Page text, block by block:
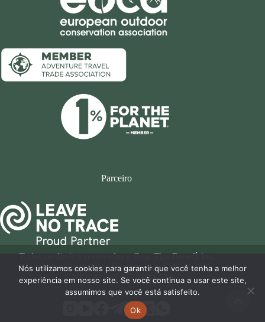
Parceiro
Todos os direitos reservados a Gear Tips Benefícios,
Comércio e Produção e Eventos Ltda EPP. © 2026
CNPJ: 33.597.967/0001-51
Nós utilizamos cookies para garantir que você tenha a melhor
experiência em nosso site. Se você continua a usar este site,
assumimos que você está satisfeito.
Ok